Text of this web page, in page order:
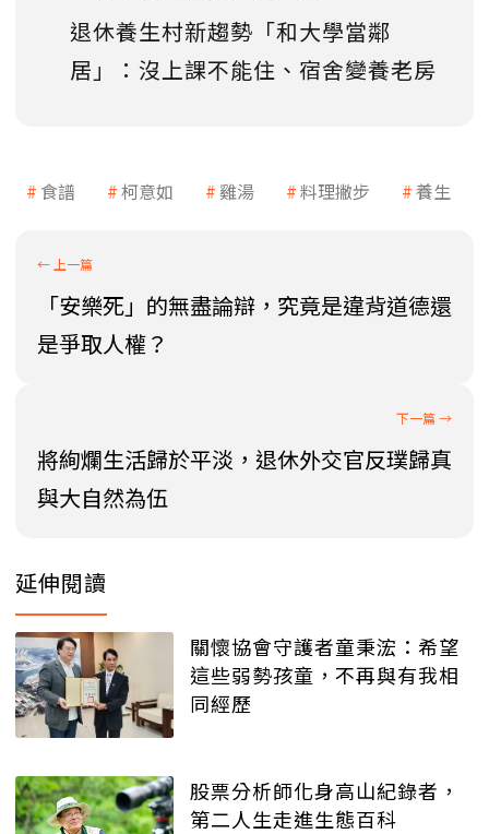
退休養生村新趨勢「和大學當鄰
居」：沒上課不能住、宿舍變養老房
食譜 柯意如 雞湯 料理撇步 養生
「安樂死」的無盡論辯，究竟是違背道德還
是爭取人權？
將絢爛生活歸於平淡，退休外交官反璞歸真
與大自然為伍
延伸閱讀
關懷協會守護者童秉浤：希望
這些弱勢孩童，不再與有我相
同經歷
股票分析師化身高山紀錄者，
第二人生走進生態百科